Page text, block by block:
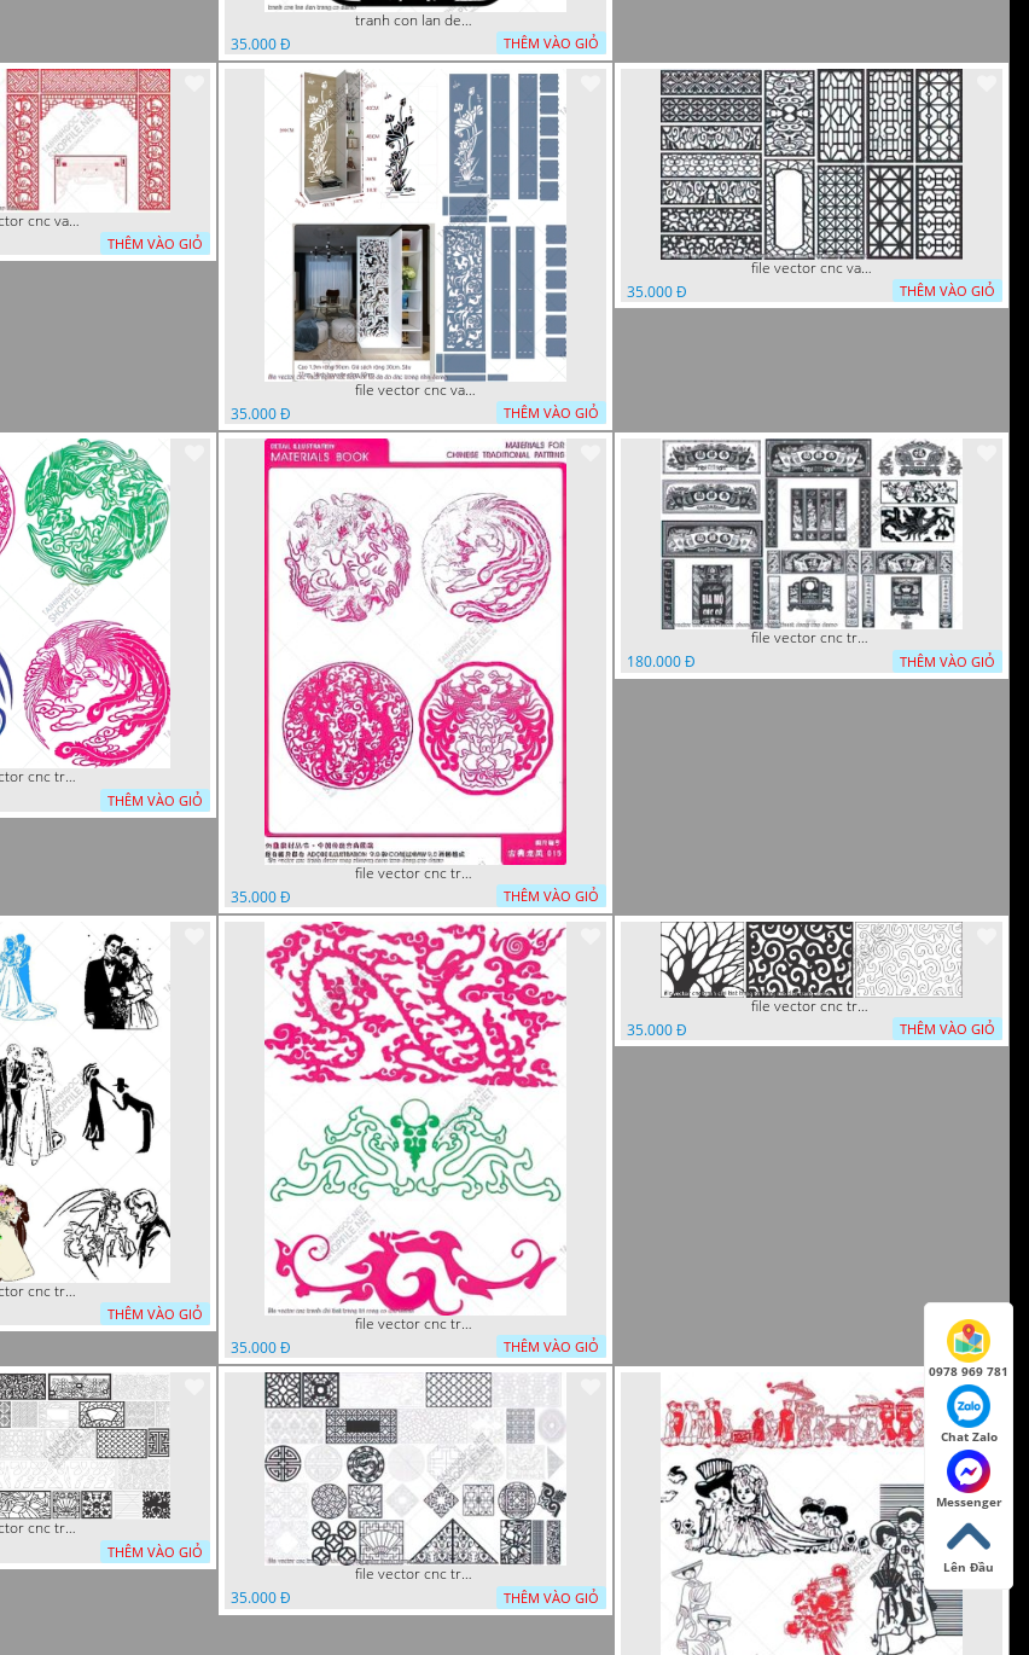
tranh con lan den trang co
35.000 Đ
THÊM VÀO GIỎ
file vector cnc vach tho tranh phong tho dang cap
THÊM VÀO GIỎ
file vector cnc vach ngan ket hop voi ke de do dac trong nha
35.000 Đ
THÊM VÀO GIỎ
file vector cnc vach ngan hang rao decor dac sac chua tung phung phi
35.000 Đ
THÊM VÀO GIỎ
file vector cnc tranh decor rong phuong
THÊM VÀO GIỎ
file vector cnc tranh decor rong phuong cuon tron dang cap
35.000 Đ
THÊM VÀO GIỎ
file vector cnc tranh decor phong tho nghe thuat dang cap
180.000 Đ
THÊM VÀO GIỎ
file vector cnc tranh decor co dau chu re
THÊM VÀO GIỎ
file vector cnc tranh chi tiet trang tri rong co cnc
35.000 Đ
THÊM VÀO GIỎ
file vector cnc tranh chi tiet trang tri hang rao den trang
35.000 Đ
THÊM VÀO GIỎ
file vector cnc trang tri tranh decor
THÊM VÀO GIỎ
file vector cnc trang tri khoi tron tru nghe thuat
35.000 Đ
THÊM VÀO GIỎ
0978 969 781
Chat Zalo
Messenger
Lên Đầu